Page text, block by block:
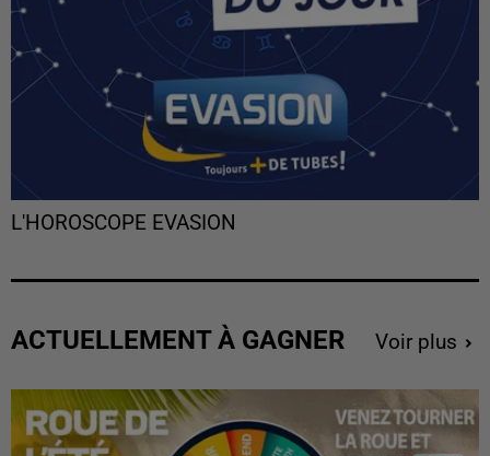
L'HOROSCOPE EVASION
ACTUELLEMENT À GAGNER Voir plus